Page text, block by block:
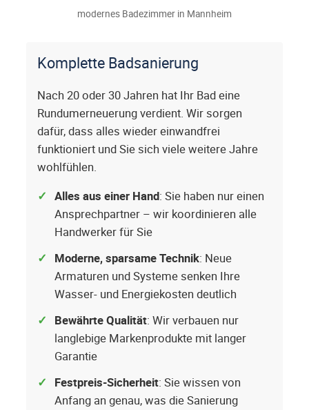
modernes Badezimmer in Mannheim
Komplette Badsanierung
Nach 20 oder 30 Jahren hat Ihr Bad eine
Rundumerneuerung verdient. Wir sorgen
dafür, dass alles wieder einwandfrei
funktioniert und Sie sich viele weitere Jahre
wohlfühlen.
Alles aus einer Hand: Sie haben nur einen
Ansprechpartner – wir koordinieren alle
Handwerker für Sie
Moderne, sparsame Technik: Neue
Armaturen und Systeme senken Ihre
Wasser- und Energiekosten deutlich
Bewährte Qualität: Wir verbauen nur
langlebige Markenprodukte mit langer
Garantie
Festpreis-Sicherheit: Sie wissen von
Anfang an genau, was die Sanierung